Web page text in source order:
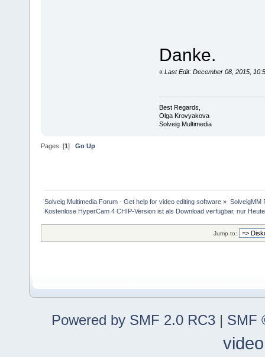
Danke.
« Last Edit: December 08, 2015,
Best Regards,
Olga Krovyakova
Solveig Multimedia
Pages: [1] Go Up
Solveig Multimedia Forum - Get help for video editing software » SolveigMM
Kostenlose HyperCam 4 CHIP-Version ist als Download verfügbar, nur Heute
Jump to:
Powered by SMF 2.0 RC3 | SMF